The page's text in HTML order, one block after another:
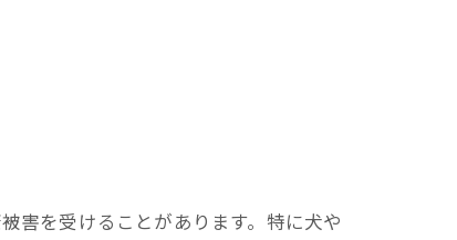
害を受けることがあります。特に犬や